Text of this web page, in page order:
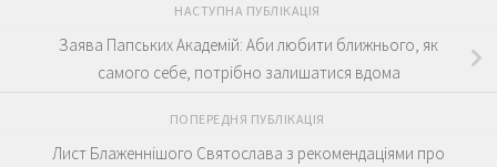
НАСТУПНА ПУБЛІКАЦІЯ
Заява Папських Академій: Аби любити ближнього, як
самого себе, потрібно залишатися вдома
ПОПЕРЕДНЯ ПУБЛІКАЦІЯ
Лист Блаженнішого Святослава з рекомендаціями про